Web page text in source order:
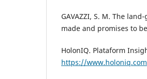
GAVAZZI, S. M. The
made and promises to
HolonIQ. Plataform
https://www.holoniq.com